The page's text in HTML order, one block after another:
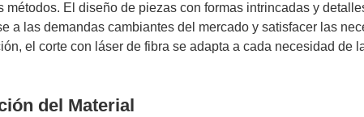
El diseño de piezas con formas intrincadas y
a las demandas cambiantes del mercado y satisfacer las
el corte con láser de fibra se adapta a cada necesidad de
del Material